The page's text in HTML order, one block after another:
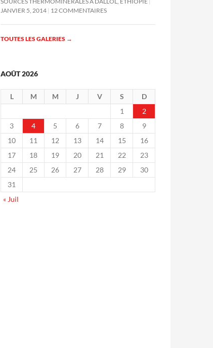
JANVIER 5, 2014 12 COMMENTAIRES
TOUTES LES GALERIES →
AOÛT 2026
L M M J V S
D
1
2
3
4 5 6 7 8
9
10
11 12 13 14 15
16
17
18 19 20 21 22
23
24
25 26 27 28 29
30
31
« Juil